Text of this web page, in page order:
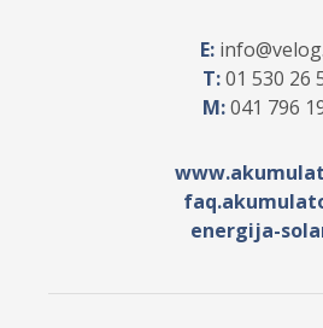
E: info
T:01 530 26
M:041 796
energija-